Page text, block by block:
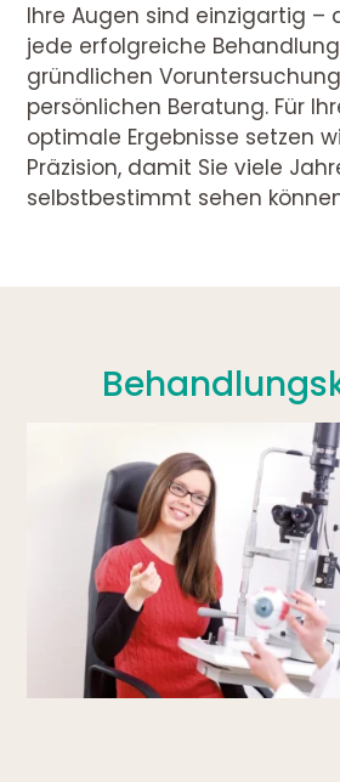
Ihre Augen sind einzigartig –
jede erfolgreiche
gründlichen
persönlichen Beratung. Für
optimale Ergebnisse setzen
Präzision, damit Sie viele
selbstbestimmt sehen